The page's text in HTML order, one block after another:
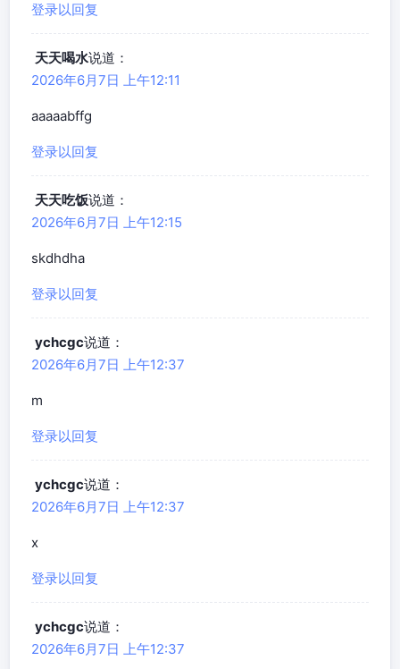
登录以回复
天天喝水说道：
2026年6月7日 上午12:11
aaaaabffg
登录以回复
天天吃饭说道：
2026年6月7日 上午12:15
skdhdha
登录以回复
ychcgc说道：
2026年6月7日 上午12:37
m
登录以回复
ychcgc说道：
2026年6月7日 上午12:37
x
登录以回复
ychcgc说道：
2026年6月7日 上午12:37